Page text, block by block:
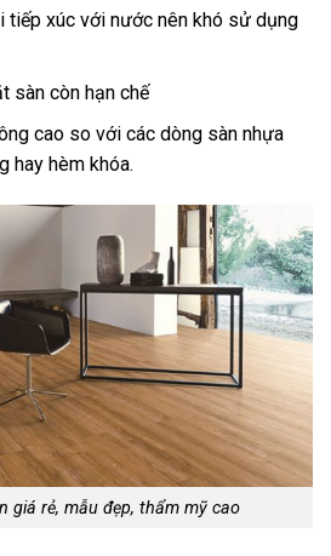
tiếp xúc với nước nên khó sử dụng
sàn còn hạn chế
cao so với các dòng sàn nhựa
hay hèm khóa.
giá rẻ, mẫu đẹp, thẩm mỹ cao